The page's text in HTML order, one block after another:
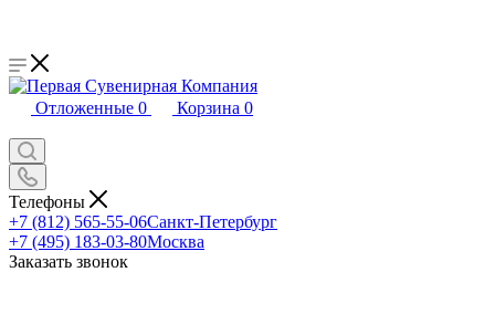
Отложенные 0 Корзина 0
Телефоны
+7 (812) 565-55-06Санкт-Петербург
+7 (495) 183-03-80Москва
Заказать звонок